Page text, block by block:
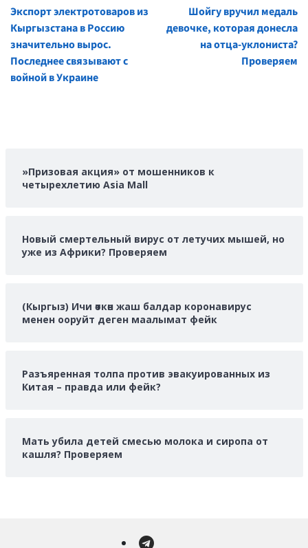
Reading
Экспорт электротоваров из
Кыргызстана в Россию
значительно вырос.
Последнее связывают с
войной в Украине
Шойгу вручил медаль
девочке, которая донесла
на отца-уклониста?
Проверяем
»Призовая акция» от мошенников к
четырехлетию Asia Mall
Новый смертельный вирус от летучих мышей, но
уже из Африки? Проверяем
(Кыргыз) Ичи өткөн жаш балдар коронавирус
менен ооруйт деген маалымат фейк
Разъяренная толпа против эвакуированных из
Китая – правда или фейк?
Мать убила детей смесью молока и сиропа от
кашля? Проверяем
Telegram